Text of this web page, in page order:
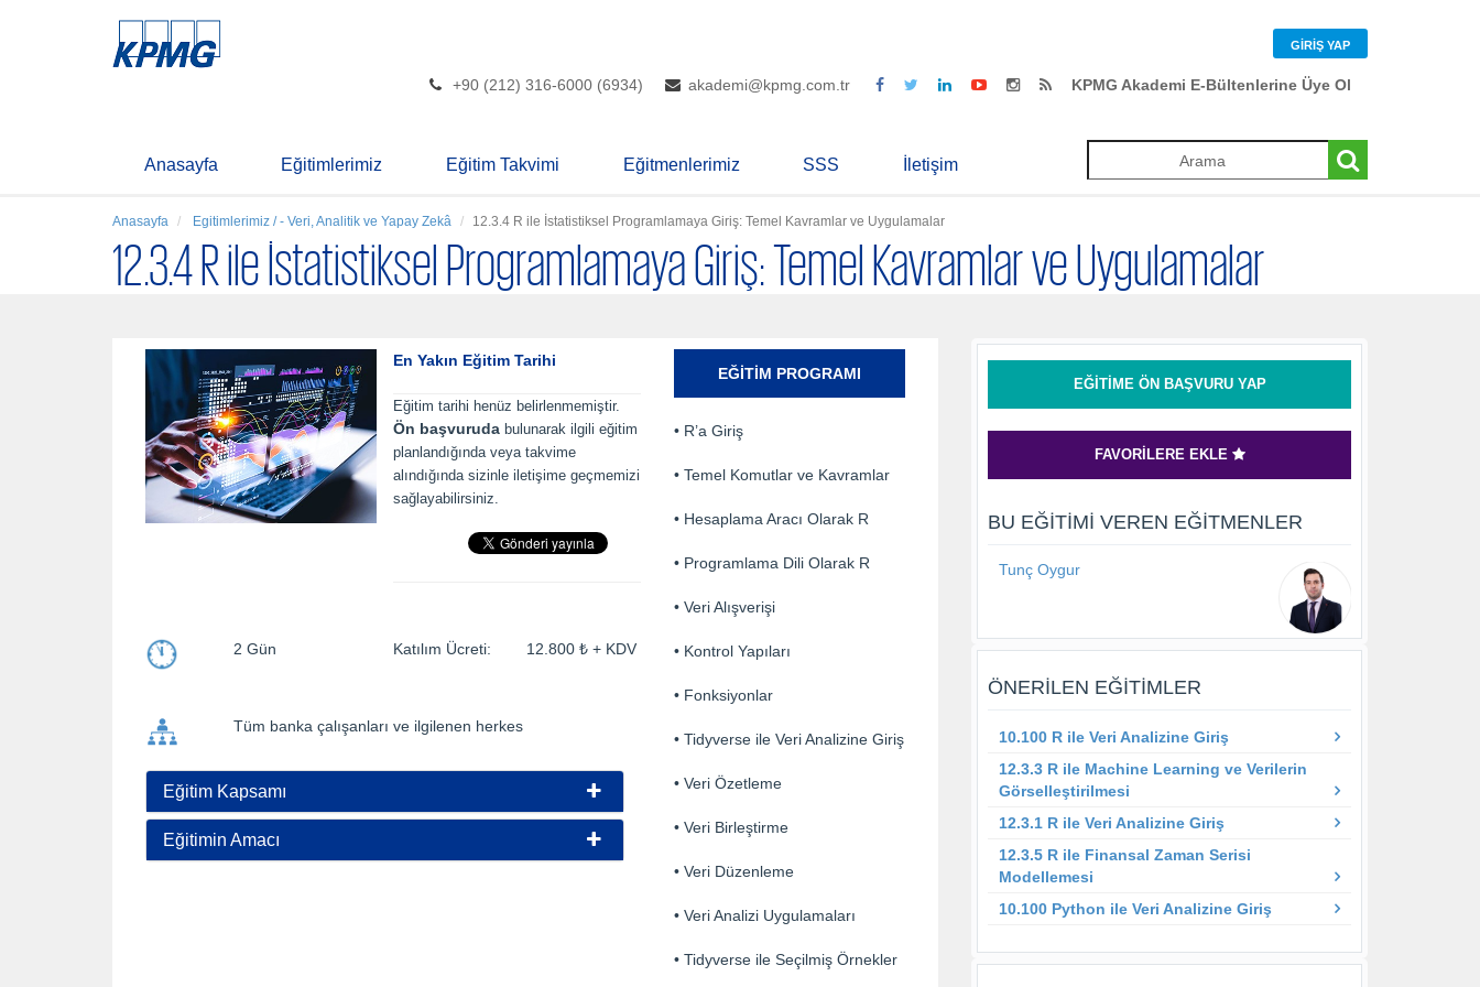
GIRIŞ YAP
+90 (212) 316-6000 (6934) akademi@kpmg.com.tr KPMG Akademi E-Bültenlerine Üye Ol
Anasayfa Eğitimlerimiz Eğitim Takvimi Eğitmenlerimiz SSS İletişim
Anasayfa Egitimlerimiz / - Veri, Analitik ve Yapay Zekâ 12.3.4 R ile İstatistiksel Programlamaya Giriş: Temel Kavramlar ve Uygulamalar
12.3.4 R ile İstatistiksel Programlamaya Giriş: Temel Kavramlar ve Uygulamalar
En Yakın Eğitim Tarihi
Eğitim tarihi henüz belirlenmemiştir.
Ön başvuruda bulunarak ilgili eğitim
planlandığında veya takvime
alındığında sizinle iletişime geçmemizi
sağlayabilirsiniz.
2 Gün Katılım Ücreti: 12.800 ₺ + KDV
Tüm banka çalışanları ve ilgilenen herkes
Eğitim Kapsamı
Eğitimin Amacı
EĞITIM PROGRAMI
• R’a Giriş
• Temel Komutlar ve Kavramlar
• Hesaplama Aracı Olarak R
• Programlama Dili Olarak R
• Veri Alışverişi
• Kontrol Yapıları
• Fonksiyonlar
• Tidyverse ile Veri Analizine Giriş
• Veri Özetleme
• Veri Birleştirme
• Veri Düzenleme
• Veri Analizi Uygulamaları
• Tidyverse ile Seçilmiş Örnekler
EĞITIME ÖN BAŞVURU YAP
FAVORILERE EKLE
BU EĞITIMI VEREN EĞITMENLER
Tunç Oygur
ÖNERILEN EĞITIMLER
10.100 R ile Veri Analizine Giriş
12.3.3 R ile Machine Learning ve Verilerin
Görselleştirilmesi
12.3.1 R ile Veri Analizine Giriş
12.3.5 R ile Finansal Zaman Serisi
Modellemesi
10.100 Python ile Veri Analizine Giriş